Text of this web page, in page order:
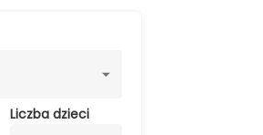
Liczba dzieci